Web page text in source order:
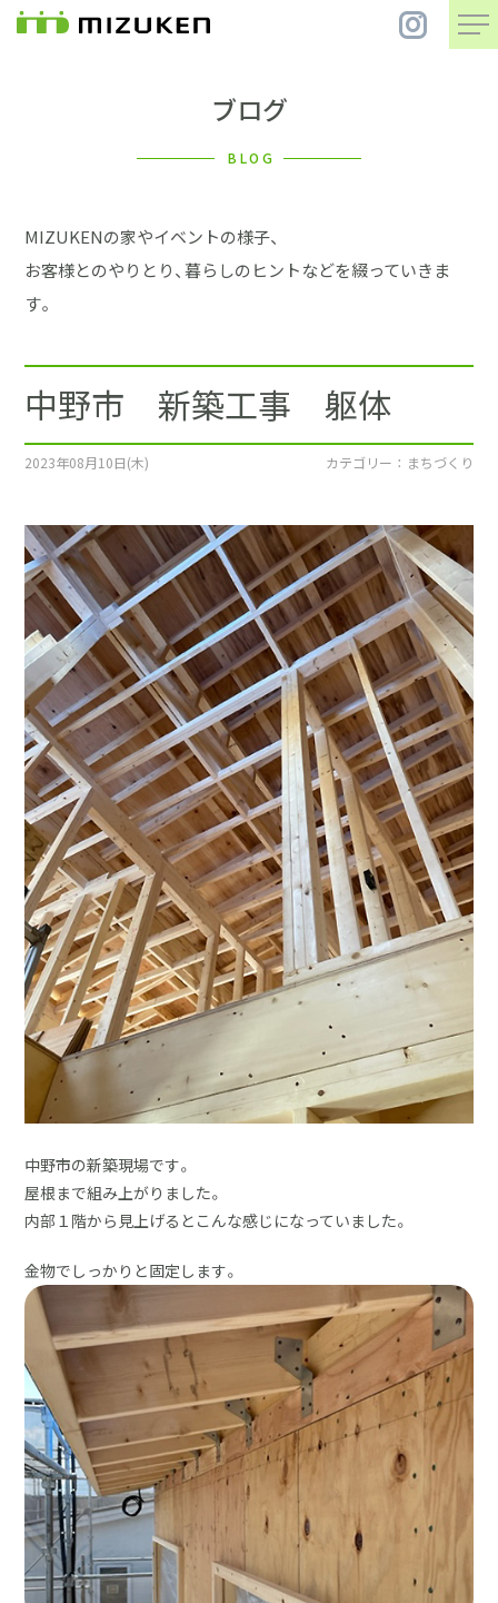
住 宅
まちづくり
会社案内
施工事例
土地をお探しの方
イベント
ショールーム
ブログ
ブログ
BLOG
MIZUKENの家やイベントの様子、
お客様とのやりとり、暮らしのヒントなどを綴っていきま
す。
中野市 新築工事 躯体
2023年08月10日(木) カテゴリー ： まちづくり
中野市の新築現場です。
屋根まで組み上がりました。
内部１階から見上げるとこんな感じになっていました。
金物でしっかりと固定します。